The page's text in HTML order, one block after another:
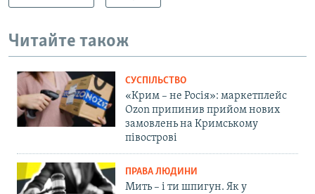
Читайте також
СУСПІЛЬСТВО
«Крим – не Росія»: маркетплейс
Ozon припинив прийом нових
замовлень на Кримському
півострові
ПРАВА ЛЮДИНИ
Мить – і ти шпигун. Як у